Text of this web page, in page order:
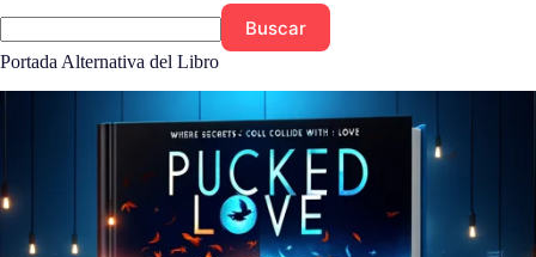
Buscar
Portada Alternativa del Libro